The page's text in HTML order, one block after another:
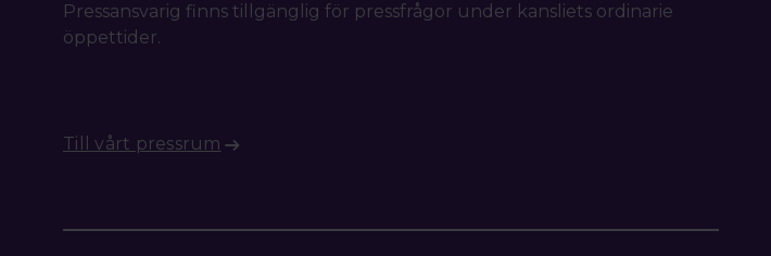
Pressansvarig finns tillgänglig för pressfrågor under kansliets ordinarie
öppettider.
Till vårt pressrum